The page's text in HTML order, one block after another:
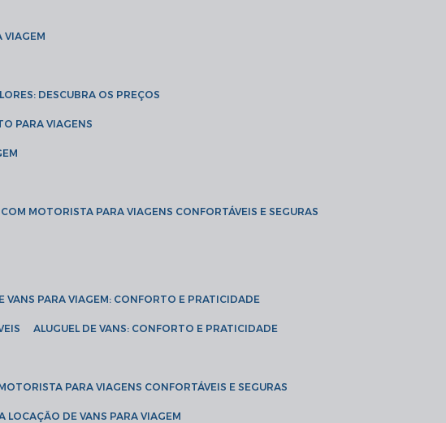
VIAGEM
DESCUBRA OS PREÇOS
PARA VIAGENS
COM MOTORISTA PARA VIAGENS CONFORTÁVEIS E SEGURAS
VANS PARA VIAGEM: CONFORTO E PRATICIDADE
ALUGUEL DE VANS: CONFORTO E PRATICIDADE
MOTORISTA PARA VIAGENS CONFORTÁVEIS E SEGURAS
LOCAÇÃO DE VANS PARA VIAGEM